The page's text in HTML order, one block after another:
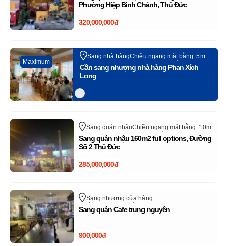
trên sangnhanh.com (Vui lòng bỏ qua tin rao
này)
Phường Hiệp Bình Chánh, Thủ Đức
320,000,000đ
Maximum
Sang nhà hàngChiều ngang mặt bằng: 5m
Phan Xích Long
Quận Phú NhuậnHồ Chí Minh
Cần sang nhượng nhà hàng Phan Xích
Long
Sang quán nhậuChiều ngang mặt bằng: 10m
Quận Thủ Đức - TP Thủ Đức Hồ Chí Minh
Sang quán nhậu 160m2 full options, Đường
Số 2 Thủ Đức
285,000,000đ
Sang nhượng cửa hàng
Chiều ngang mặt bằng: 7m
Lê Thị Hà
Huyện Hóc MônHồ Chí Minh
Sang quán Cafe trung nguyên
900,000đ